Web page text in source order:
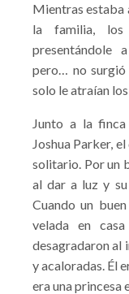
Mientras estaba
la familia, los
presentándole
pero… no surgió
solo le atraían
Junto a la
Joshua Parker,
solitario. Por un
al dar a luz y
Cuando un
velada en
desagradaron al
y acaloradas. Él
era una princesa